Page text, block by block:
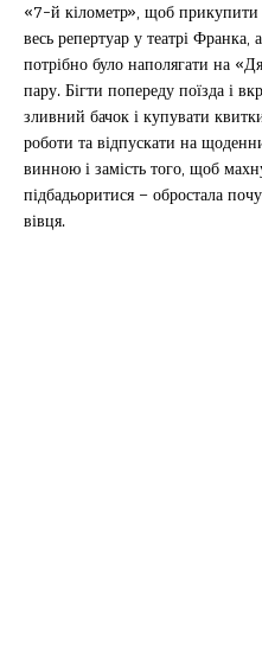
«7-й кілометр», щоб прикупити
весь репертуар у театрі
потрібно було наполягати на
пару. Бігти попереду поїзда і
зливний бачок і купувати
роботи та відпускати на
винною і замість того, щоб
підбадьоритися – обростала
вівця.